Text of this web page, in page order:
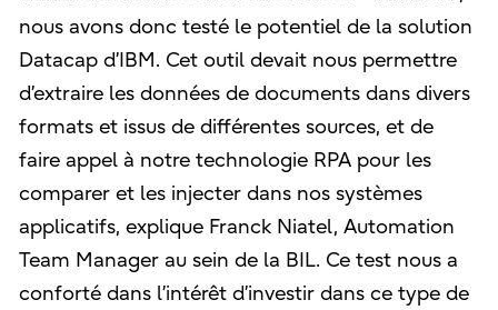
nous avons donc testé le potentiel de la solution
Datacap d’IBM. Cet outil devait nous permettre
d’extraire les données de documents dans divers
formats et issus de différentes sources, et de
faire appel à notre technologie RPA pour les
comparer et les injecter dans nos systèmes
applicatifs, explique Franck Niatel, Automation
Team Manager au sein de la BIL. Ce test nous a
conforté dans l’intérêt d’investir dans ce type de